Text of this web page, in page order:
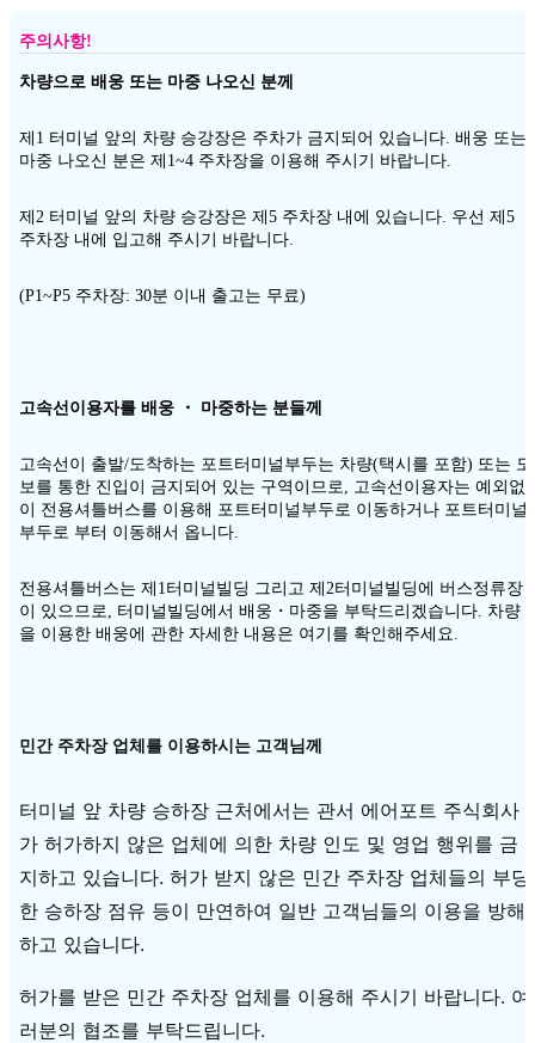
주의사항!
차량으로 배웅 또는 마중 나오신 분께
제1 터미널 앞의 차량 승강장은 주차가 금지되어 있습니다. 배웅 또는
마중 나오신 분은 제1~4 주차장을 이용해 주시기 바랍니다.
제2 터미널 앞의 차량 승강장은 제5 주차장 내에 있습니다. 우선 제5
주차장 내에 입고해 주시기 바랍니다.
(P1~P5 주차장: 30분 이내 출고는 무료)
고속선이용자를 배웅 ・ 마중하는 분들께
고속선이 출발/도착하는 포트터미널부두는 차량(택시를 포함) 또는 도
보를 통한 진입이 금지되어 있는 구역이므로, 고속선이용자는 예외없
이 전용셔틀버스를 이용해 포트터미널부두로 이동하거나 포트터미널
부두로 부터 이동해서 옵니다.
전용셔틀버스는 제1터미널빌딩 그리고 제2터미널빌딩에 버스정류장
이 있으므로, 터미널빌딩에서 배웅・마중을 부탁드리겠습니다. 차량
을 이용한 배웅에 관한 자세한 내용은 여기를 확인해주세요.
민간 주차장 업체를 이용하시는 고객님께
터미널 앞 차량 승하장 근처에서는 관서 에어포트 주식회사
가 허가하지 않은 업체에 의한 차량 인도 및 영업 행위를 금
지하고 있습니다. 허가 받지 않은 민간 주차장 업체들의 부당
한 승하장 점유 등이 만연하여 일반 고객님들의 이용을 방해
하고 있습니다.
허가를 받은 민간 주차장 업체를 이용해 주시기 바랍니다. 여
러분의 협조를 부탁드립니다.